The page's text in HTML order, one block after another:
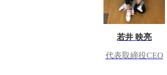
若井 映亮
代表取締役CEO